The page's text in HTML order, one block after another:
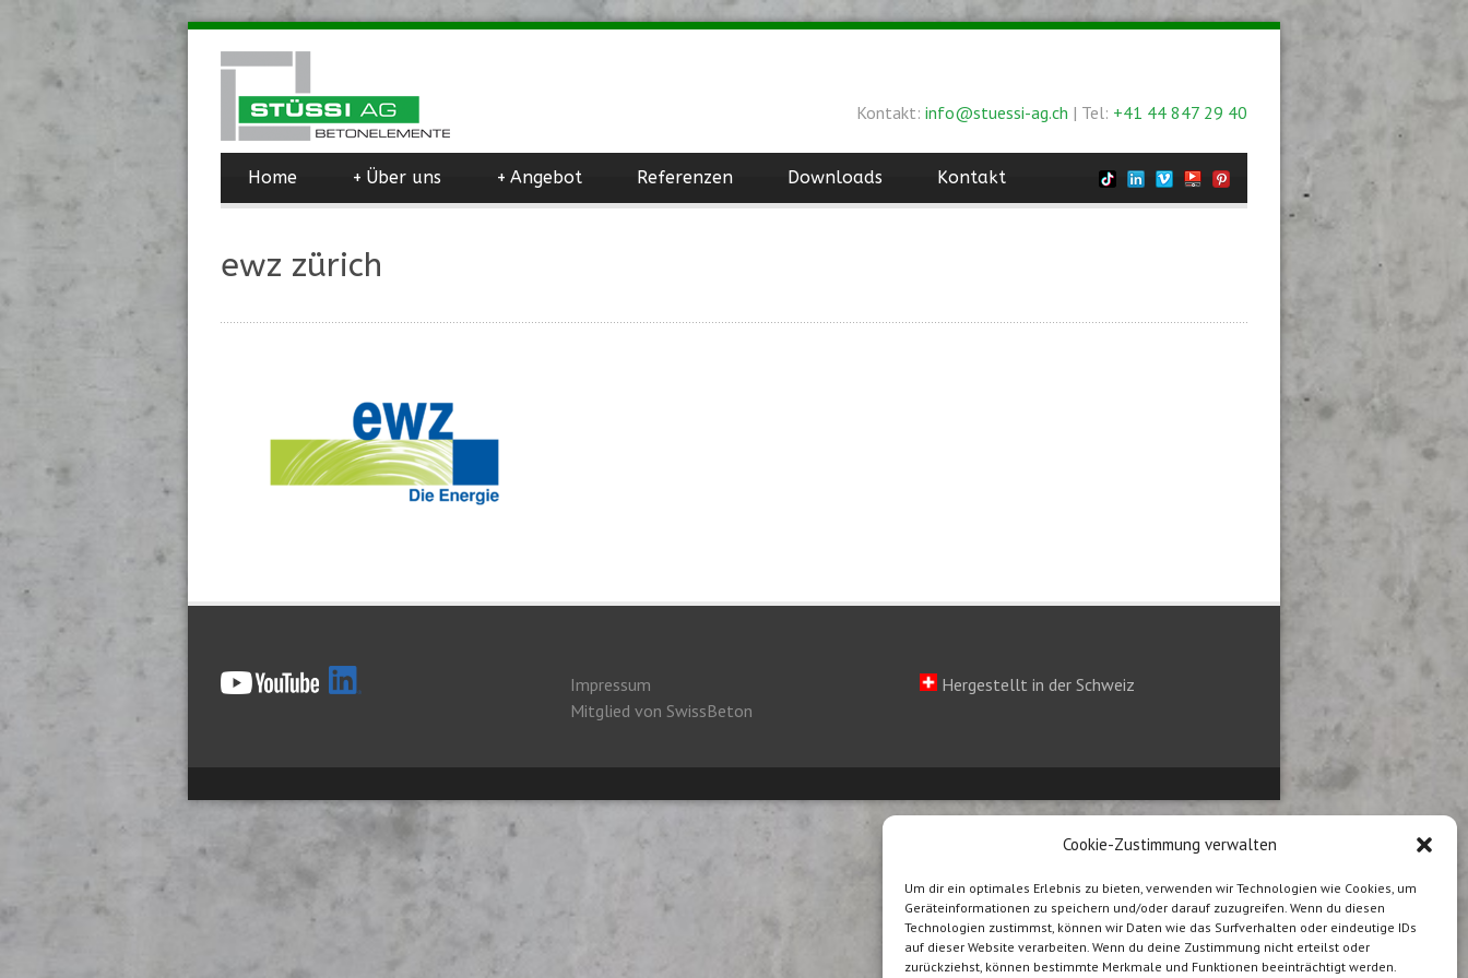
Cookie-Zustimmung verwalten
Um dir ein optimales Erlebnis zu bieten, verwenden wir Technologien wie Cookies, um
Geräteinformationen zu speichern und/oder darauf zuzugreifen. Wenn du diesen
Technologien zustimmst, können wir Daten wie das Surfverhalten oder eindeutige IDs
auf dieser Website verarbeiten. Wenn du deine Zustimmung nicht erteilst oder
zurückziehst, können bestimmte Merkmale und Funktionen beeinträchtigt werden.
Kontakt: info@stuessi-ag.ch | Tel: +41 44 847 29 40
Home Über uns
+ Angebot
+ Referenzen Downloads Kontakt
ewz zürich
Impressum
Mitglied von SwissBeton
Hergestellt in der Schweiz